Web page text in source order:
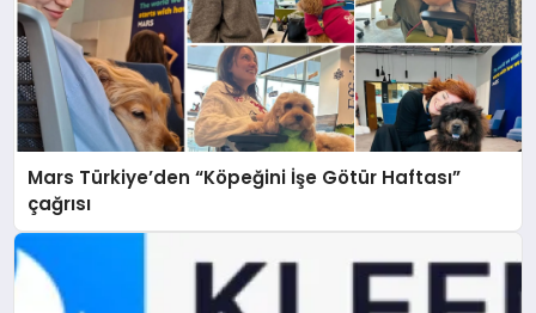
Mars Türkiye’den “Köpeğini İşe Götür Haftası”
çağrısı